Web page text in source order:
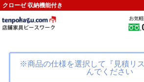
クローゼ 収納機能付き
※商品の仕様を選択して『見積リ
んでください